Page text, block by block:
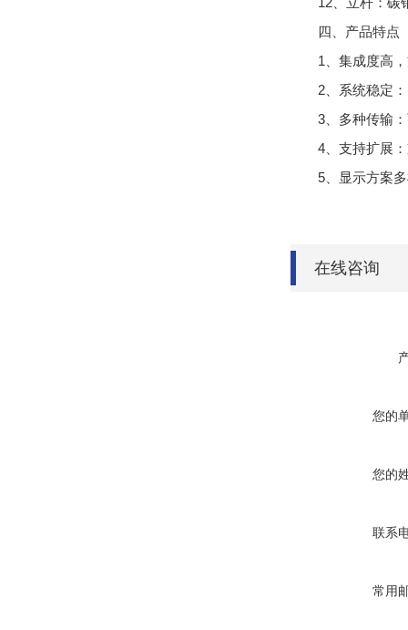
四、产品特点
1、集成度高
2、系统稳定
3、多种传输
4、支持扩展
5、显示方案
在线咨询
您的
您的
联系
常用